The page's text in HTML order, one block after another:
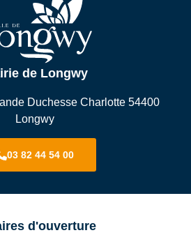
de Longwy
Duchesse Charlotte 54400
Longwy
03 82 44 54 00
d'ouverture